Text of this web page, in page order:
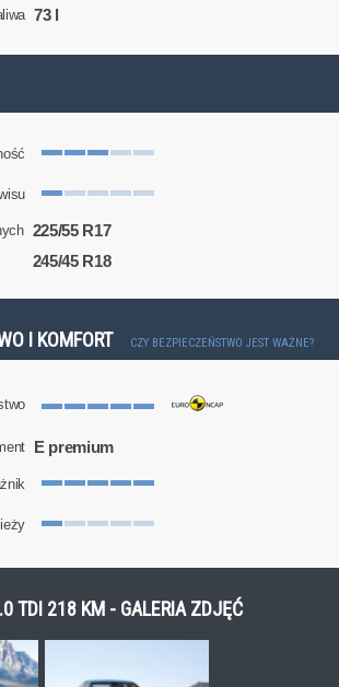
73 l
225/55 R17
245/45 R18
I KOMFORT CZY BEZPIECZEŃSTWO JEST WAŻNE?
E premium
TDI 218 KM - GALERIA ZDJĘĆ